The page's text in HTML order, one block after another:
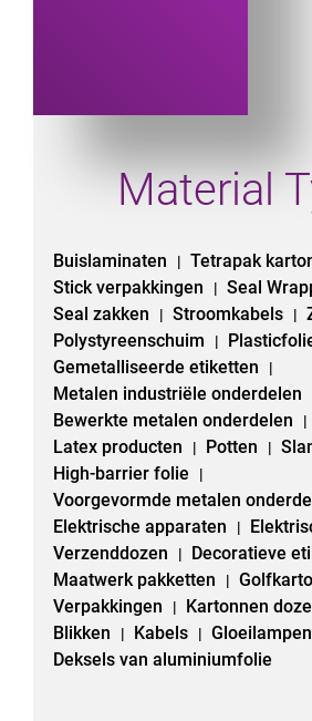
Material
Buislaminaten | Tetrapak
Stick verpakkingen | Seal
Seal zakken | Stroomkabels |
Polystyreenschuim |
Gemetalliseerde etiketten |
Metalen industriële onderdelen
Bewerkte metalen onderdelen |
Latex producten | Potten |
High-barrier folie |
Voorgevormde metalen
Elektrische apparaten |
Verzenddozen | Decoratieve
Maatwerk pakketten |
Verpakkingen | Kartonnen
Blikken | Kabels | Gloeilampen
Deksels van aluminiumfolie